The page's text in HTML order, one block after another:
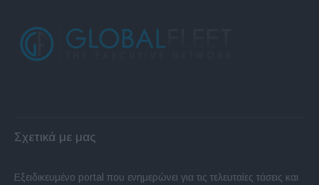
Σχετικά με μας
Εξειδικευμένο portal που ενημερώνει για τις τελευταίες τάσεις και